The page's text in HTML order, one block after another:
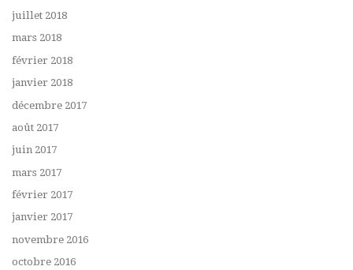
juillet 2018
mars 2018
février 2018
janvier 2018
décembre 2017
août 2017
juin 2017
mars 2017
février 2017
janvier 2017
novembre 2016
octobre 2016